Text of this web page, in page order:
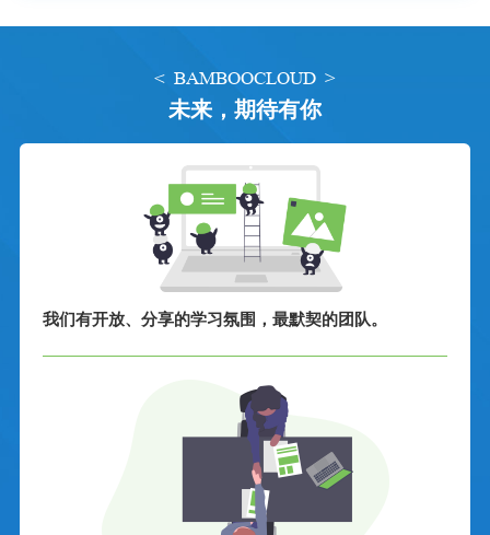
< BAMBOOCLOUD >
未来，期待有你
我们有开放、分享的学习氛围，最默契的团队。